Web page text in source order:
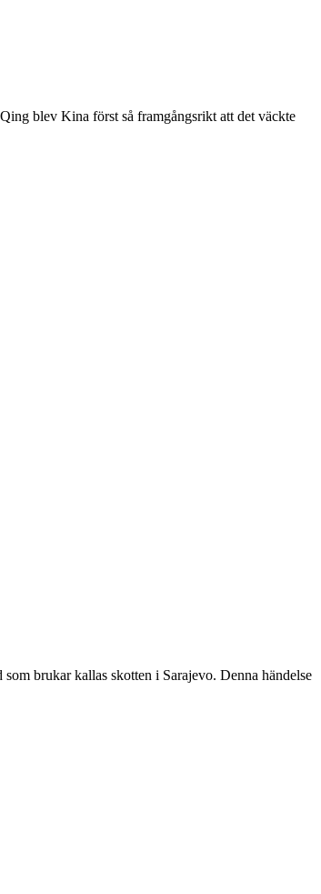
blev Kina först så framgångsrikt att det väckte
brukar kallas skotten i Sarajevo. Denna händelse